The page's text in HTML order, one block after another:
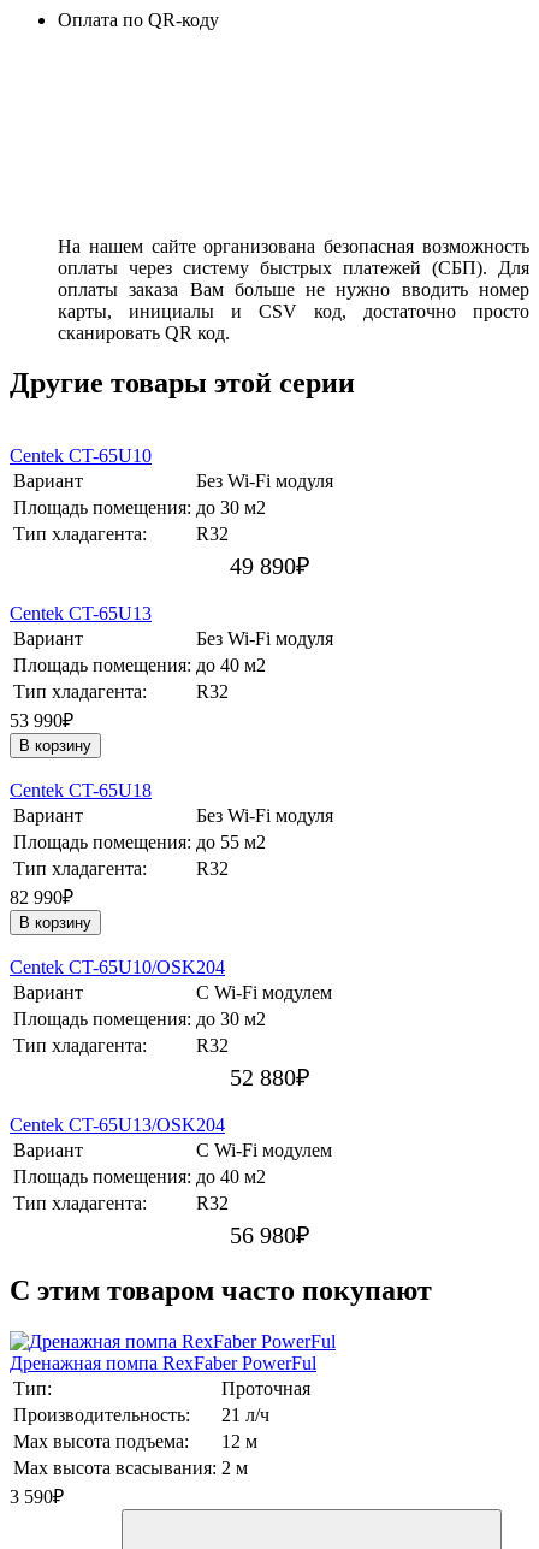
Оплата по QR-коду
На нашем сайте организована безопасная возможность
оплаты через систему быстрых платежей (СБП). Для
оплаты заказа Вам больше не нужно вводить номер
карты, инициалы и CSV код, достаточно просто
сканировать QR код.
Другие товары этой серии
Centek CT-65U10
Вариант
Без Wi-Fi модуля
Площадь помещения: до 30 м2
Тип хладагента:
R32
49 890₽
Centek CT-65U13
Вариант
Без Wi-Fi модуля
Площадь помещения: до 40 м2
Тип хладагента:
R32
53 990₽
В корзину
Centek CT-65U18
Вариант
Без Wi-Fi модуля
Площадь помещения: до 55 м2
Тип хладагента:
R32
82 990₽
В корзину
Centek CT-65U10/OSK204
Вариант
С Wi-Fi модулем
Площадь помещения: до 30 м2
Тип хладагента:
R32
52 880₽
Centek CT-65U13/OSK204
Вариант
С Wi-Fi модулем
Площадь помещения: до 40 м2
Тип хладагента:
R32
56 980₽
C этим товаром часто покупают
Дренажная помпа RexFaber PowerFul
Тип:
Проточная
Производительность:
21 л/ч
Max высота подъема:
12 м
Max высота всасывания: 2 м
3 590₽